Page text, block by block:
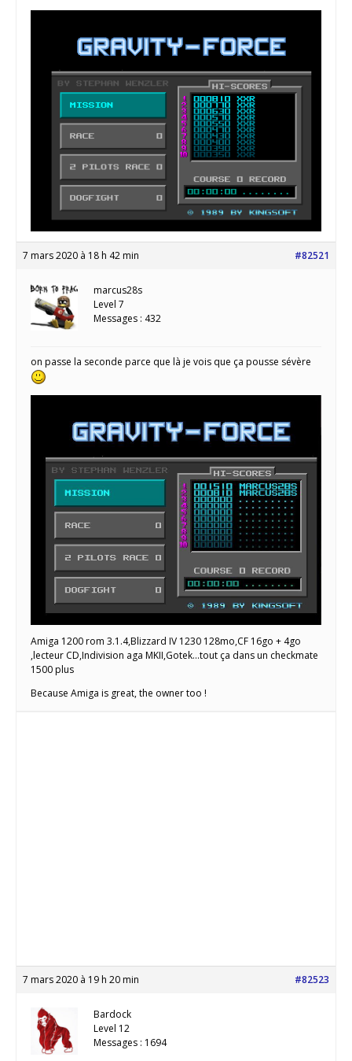
7 mars 2020 à 18 h 42 min #82521
marcus28s
Level 7
Messages : 432
on passe la seconde parce que là je vois que ça pousse sévère
Amiga 1200 rom 3.1.4,Blizzard IV 1230 128mo,CF 16go + 4go
,lecteur CD,Indivision aga MKII,Gotek...tout ça dans un checkmate
1500 plus
Because Amiga is great, the owner too !
7 mars 2020 à 19 h 20 min #82523
Bardock
Level 12
Messages : 1694